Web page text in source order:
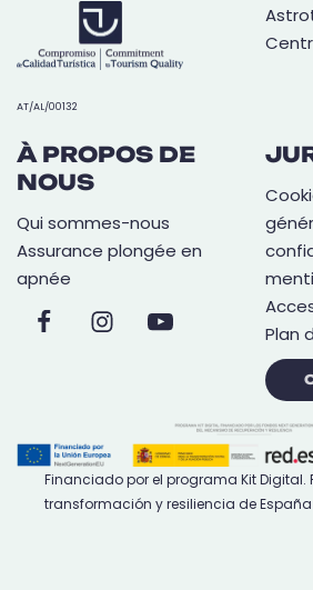
AT/AL/00132
À PROPOS DE
NOUS
Qui sommes-nous
Assurance plongée en
apnée
Plan
Financiado por el programa Kit Digital.
transformación y resiliencia de España